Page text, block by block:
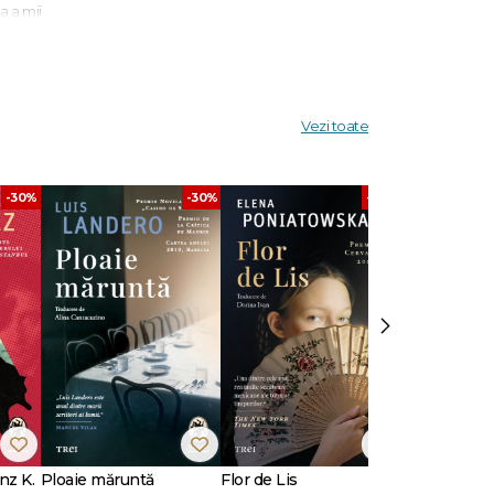
a mii
lui să
pe
–
Sydney
Vezi toate
-30%
K.
-30%
Ploaie măruntă
-30%
Flor de Lis
›